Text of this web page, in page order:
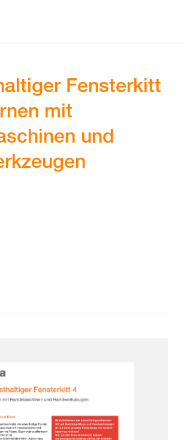
Fensterkitt
mit
und